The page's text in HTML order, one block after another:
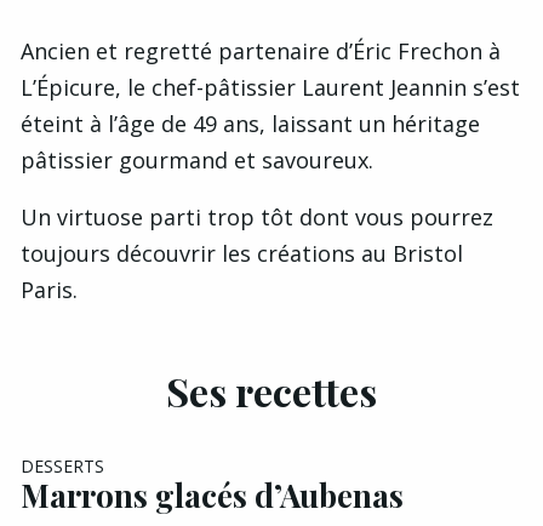
Ancien et regretté partenaire d’Éric Frechon à
L’Épicure, le chef-pâtissier Laurent Jeannin s’est
éteint à l’âge de 49 ans, laissant un héritage
pâtissier gourmand et savoureux.
Un virtuose parti trop tôt dont vous pourrez
toujours découvrir les créations au Bristol
Paris.
Ses recettes
DESSERTS
Marrons glacés d’Aubenas